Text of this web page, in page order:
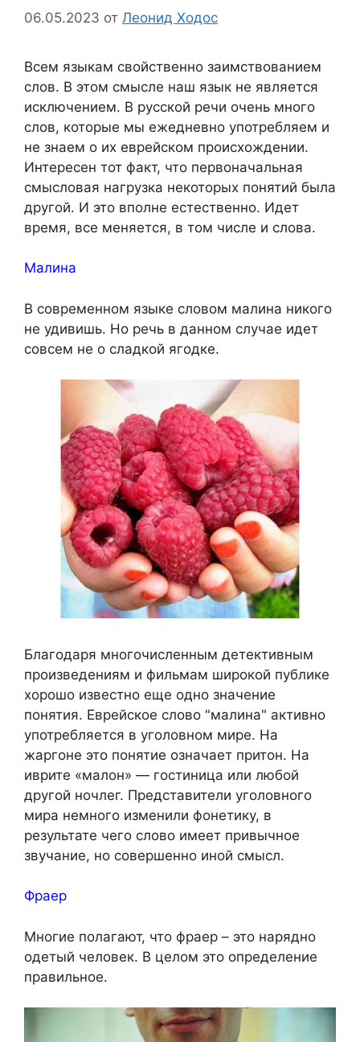
06.05.2023 от Леонид Ходос
Всем языкам свойственно заимствованием
слов. В этом смысле наш язык не является
исключением. В русской речи очень много
слов, которые мы ежедневно употребляем и
не знаем о их еврейском происхождении.
Интересен тот факт, что первоначальная
смысловая нагрузка некоторых понятий была
другой. И это вполне естественно. Идет
время, все меняется, в том числе и слова.
Малина
В современном языке словом малина никого
не удивишь. Но речь в данном случае идет
совсем не о сладкой ягодке.
Благодаря многочисленным детективным
произведениям и фильмам широкой публике
хорошо известно еще одно значение
понятия. Еврейское слово "малина" активно
употребляется в уголовном мире. На
жаргоне это понятие означает притон. На
иврите «малон» — гостиница или любой
другой ночлег. Представители уголовного
мира немного изменили фонетику, в
результате чего слово имеет привычное
звучание, но совершенно иной смысл.
Фраер
Многие полагают, что фраер – это нарядно
одетый человек. В целом это определение
правильное.